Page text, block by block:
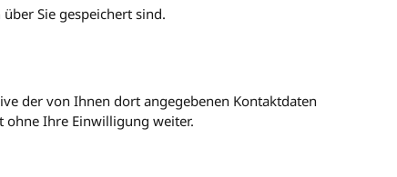
Sie gespeichert sind.
der von Ihnen dort angegebenen Kontaktdaten
ohne Ihre Einwilligung weiter.